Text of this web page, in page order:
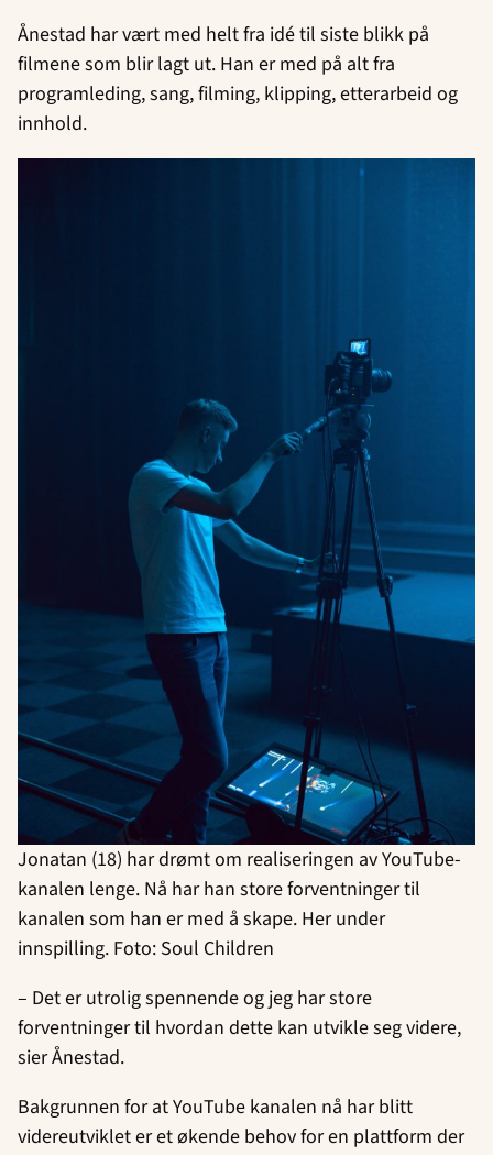
Ånestad har vært med helt fra idé til siste blikk på
filmene som blir lagt ut. Han er med på alt fra
programleding, sang, filming, klipping, etterarbeid og
innhold.
Jonatan (18) har drømt om realiseringen av YouTube-
kanalen lenge. Nå har han store forventninger til
kanalen som han er med å skape. Her under
innspilling. Foto: Soul Children
– Det er utrolig spennende og jeg har store
forventninger til hvordan dette kan utvikle seg videre,
sier Ånestad.
Bakgrunnen for at YouTube kanalen nå har blitt
videreutviklet er et økende behov for en plattform der